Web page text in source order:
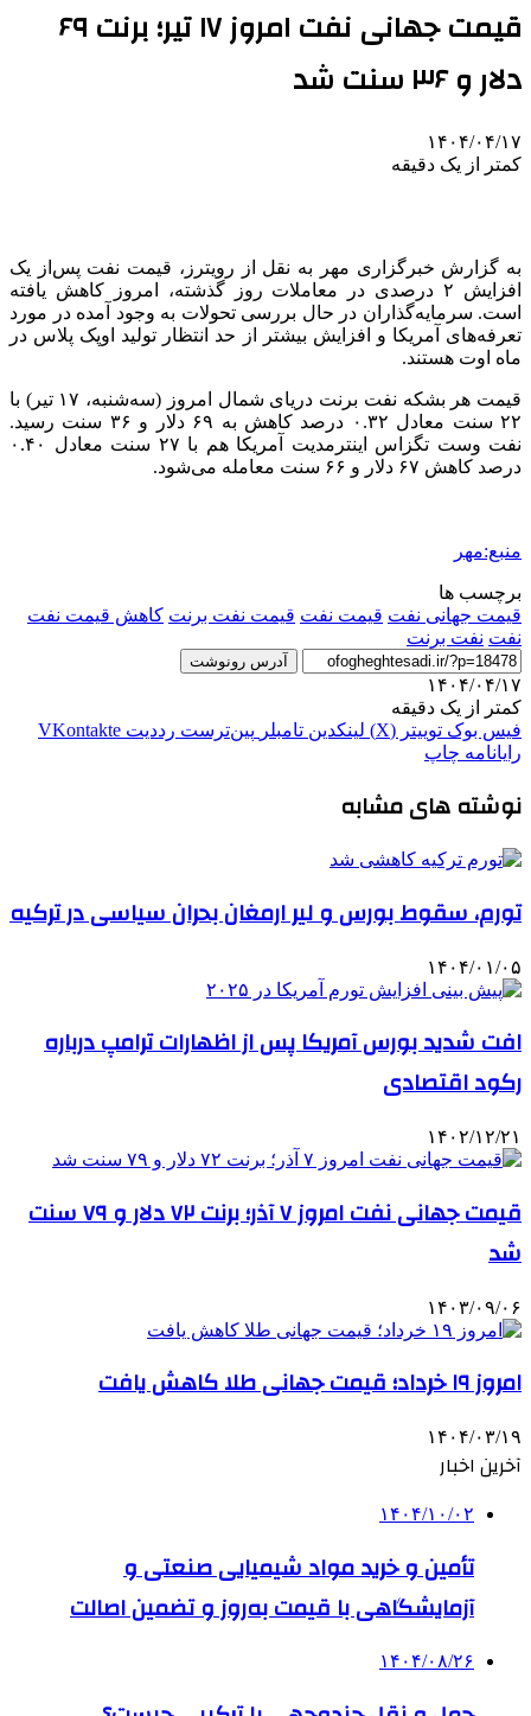
قیمت جهانی نفت امروز ۱۷ تیر؛ برنت ۶۹
دلار و ۳۶ سنت شد
۱۴۰۴/۰۴/۱۷
کمتر از یک دقیقه
به گزارش خبرگزاری مهر به نقل از رویترز، قیمت نفت پس‌از یک
افزایش ۲ درصدی در معاملات روز گذشته، امروز کاهش یافته
است. سرمایه‌گذاران در حال بررسی تحولات به وجود آمده در مورد
تعرفه‌های آمریکا و افزایش بیشتر از حد انتظار تولید اوپک پلاس در
ماه اوت هستند.
قیمت هر بشکه نفت برنت
دریای شمال امروز (سه‌شنبه، ۱۷ تیر) با
۲۲ سنت معادل ۰.۳۲ درصد کاهش به ۶۹ دلار و ۳۶ سنت رسید.
نفت وست تگزاس اینترمدیت
آمریکا هم با ۲۷ سنت معادل ۰.۴۰
درصد کاهش ۶۷ دلار و ۶۶ سنت معامله می‌شود.
منبع:مهر
برچسب ها
قیمت جهانی نفت قیمت نفت قیمت نفت برنت کاهش قیمت نفت
نفت نفت برنت
آدرس رونوشت
۱۴۰۴/۰۴/۱۷
کمتر از یک دقیقه
فیس بوک توییتر (X) لینکدین ‫تامبلر ‫پین‌ترست ‫رددیت ‫VKontakte
رایانامه چاپ
نوشته های مشابه
تورم، سقوط بورس و لیر ارمغان بحران سیاسی در ترکیه
۱۴۰۴/۰۱/۰۵
افت شدید بورس آمریکا پس از اظهارات ترامپ درباره
رکود اقتصادی
۱۴۰۲/۱۲/۲۱
قیمت جهانی نفت امروز ۷ آذر؛ برنت ۷۲ دلار و ۷۹ سنت
شد
۱۴۰۳/۰۹/۰۶
امروز ۱۹ خرداد؛ قیمت جهانی طلا کاهش یافت
۱۴۰۴/۰۳/۱۹
آخرین اخبار
۱۴۰۴/۱۰/۰۲
تأمین و خرید مواد شیمیایی صنعتی و
آزمایشگاهی با قیمت به‌روز و تضمین اصالت
۱۴۰۴/۰۸/۲۶